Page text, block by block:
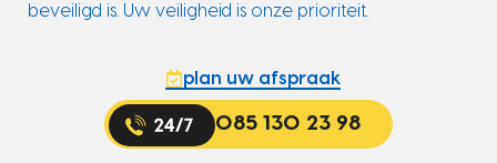
beveiligd is. Uw veiligheid is onze prioriteit.
plan uw afspraak
085 130 23 98